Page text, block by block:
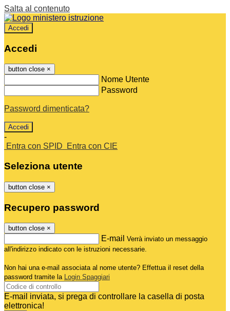
Salta al contenuto
Accedi
Accedi
button close ×
Nome Utente
Password
Password dimenticata?
-
Entra con SPID
Entra con CIE
Seleziona utente
button close ×
Recupero password
button close ×
E-mail Verrà inviato un messaggio
all'indirizzo indicato con le istruzioni necessarie.
Non hai una e-mail associata al nome utente? Effettua il reset della
password tramite la Login Spaggiari
E-mail inviata, si prega di controllare la casella di posta
elettronica!